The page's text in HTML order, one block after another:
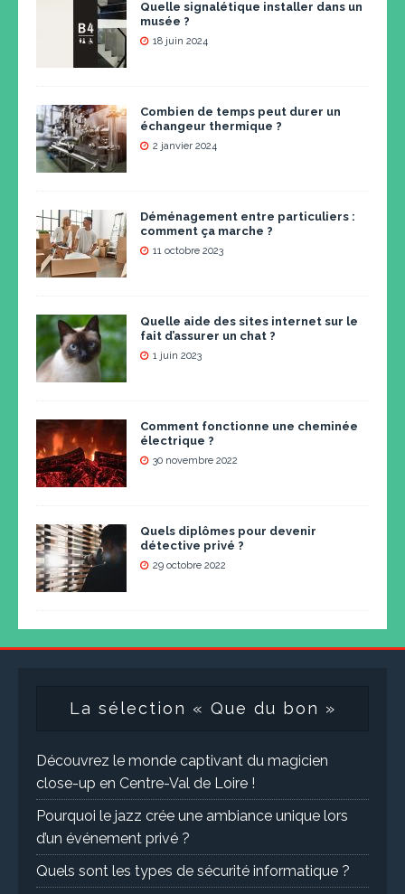
Quelle signalétique installer dans un
musée ?
18 juin 2024
Combien de temps peut durer un
échangeur thermique ?
2 janvier 2024
Déménagement entre particuliers :
comment ça marche ?
11 octobre 2023
Quelle aide des sites internet sur le
fait d’assurer un chat ?
1 juin 2023
Comment fonctionne une cheminée
électrique ?
30 novembre 2022
Quels diplômes pour devenir
détective privé ?
29 octobre 2022
La sélection « Que du bon »
Découvrez le monde captivant du magicien
close-up en Centre-Val de Loire !
Pourquoi le jazz crée une ambiance unique lors
d’un événement privé ?
Quels sont les types de sécurité informatique ?